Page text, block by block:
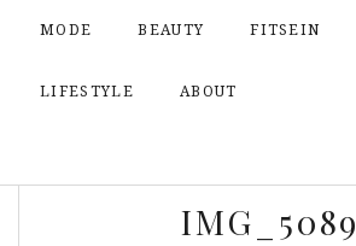
MODE BEAUTY FITSEIN
LIFESTYLE ABOUT
IMG_5089